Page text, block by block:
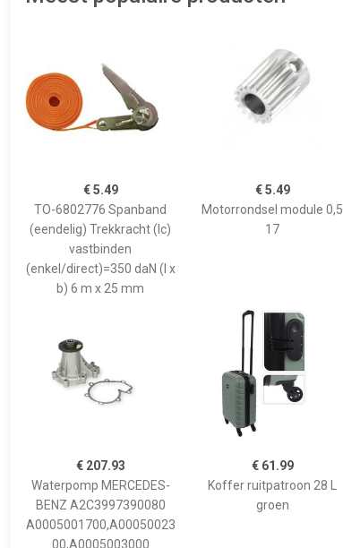
€ 5.49
TO-6802776 Spanband
(eendelig) Trekkracht (lc)
vastbinden
(enkel/direct)=350 daN (l x
b) 6 m x 25 mm
€ 5.49
Motorrondsel module 0,5
17
€ 207.93
Waterpomp MERCEDES-
BENZ A2C3997390080
A0005001700,A00050023
00,A0005003000
€ 61.99
Koffer ruitpatroon 28 L
groen